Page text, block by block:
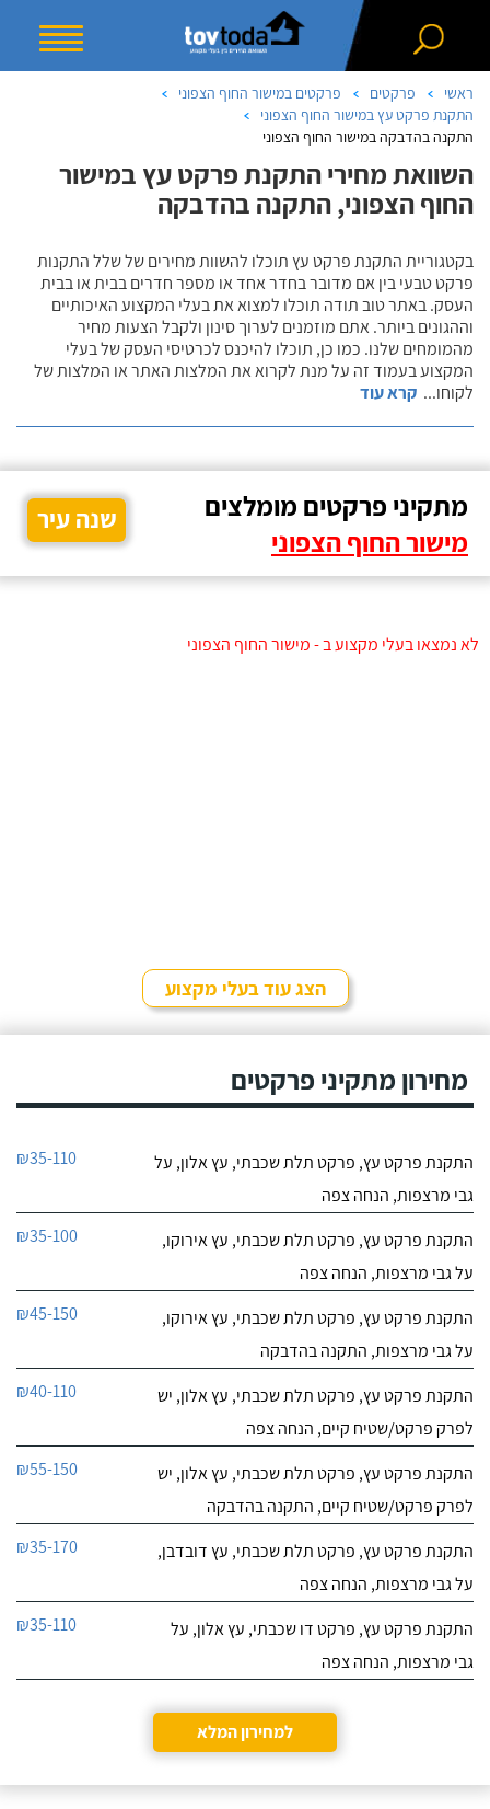
ראשי פרקטים
פרקטים במישור החוף הצפוני
התקנת פרקט עץ במישור החוף הצפוני
התקנה בהדבקה במישור החוף הצפוני
השוואת מחירי התקנת פרקט עץ במישור
החוף הצפוני, התקנה בהדבקה
בקטגוריית התקנת פרקט עץ תוכלו להשוות מחירים של שלל התקנות
פרקט טבעי בין אם מדובר בחדר אחד או מספר חדרים בבית או בבית
העסק. באתר טוב תודה תוכלו למצוא את בעלי המקצוע האיכותיים
וההגונים ביותר. אתם מוזמנים לערוך סינון ולקבל הצעות מחיר
מהמומחים שלנו. כמו כן, תוכלו להיכנס לכרטיסי העסק של בעלי
המקצוע בעמוד זה על מנת לקרוא את המלצות האתר או המלצות של
לקוחו... קרא עוד
מתקיני פרקטים מומלצים
מישור החוף הצפוני
שנה עיר
לא נמצאו בעלי מקצוע ב - מישור החוף הצפוני
הצג עוד בעלי מקצוע
מחירון מתקיני פרקטים
התקנת פרקט עץ, פרקט תלת שכבתי, עץ אלון, על
גבי מרצפות, הנחה צפה
₪35-110
התקנת פרקט עץ, פרקט תלת שכבתי, עץ אירוקו,
על גבי מרצפות, הנחה צפה
₪35-100
התקנת פרקט עץ, פרקט תלת שכבתי, עץ אירוקו,
על גבי מרצפות, התקנה בהדבקה
₪45-150
התקנת פרקט עץ, פרקט תלת שכבתי, עץ אלון, יש
לפרק פרקט/שטיח קיים, הנחה צפה
₪40-110
התקנת פרקט עץ, פרקט תלת שכבתי, עץ אלון, יש
לפרק פרקט/שטיח קיים, התקנה בהדבקה
₪55-150
התקנת פרקט עץ, פרקט תלת שכבתי, עץ דובדבן,
על גבי מרצפות, הנחה צפה
₪35-170
התקנת פרקט עץ, פרקט דו שכבתי, עץ אלון, על
גבי מרצפות, הנחה צפה
₪35-110
למחירון המלא